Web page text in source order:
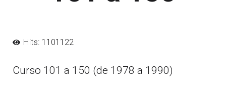
Hits: 1101122
Curso 101 a 150 (de 1978 a 1990)